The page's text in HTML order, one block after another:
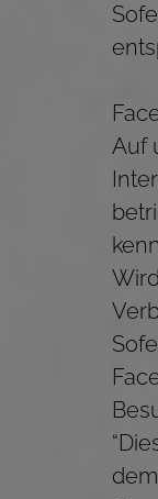
Auf